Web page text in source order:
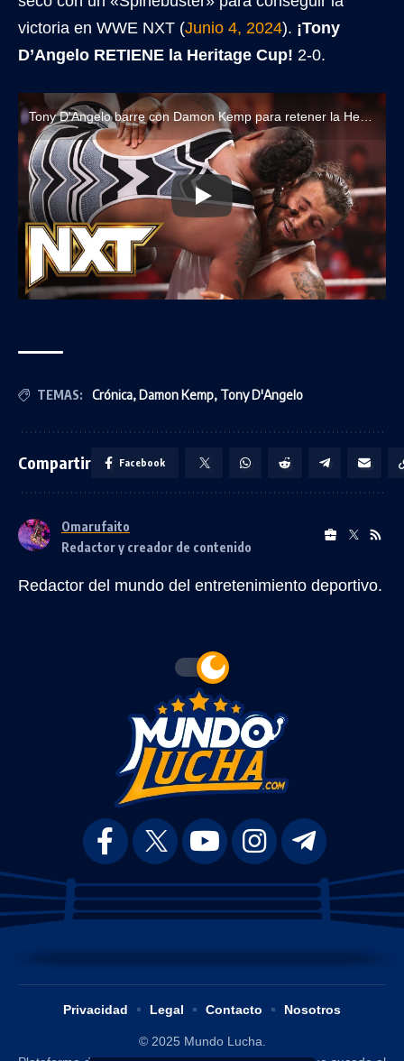
victoria en WWE NXT (Junio 4, 2024). ¡Tony
D’Angelo RETIENE la Heritage Cup! 2-0.
Tony D'Angelo barre con Damon Kemp para retener la Heritage Cup
TEMAS: Crónica,Damon Kemp, Tony D'Angelo
Compartir Facebook
Omarufaito
Redactor y creador de contenido
Redactor del mundo del entretenimiento deportivo.
© 2025 Mundo Lucha.
Privacidad Legal Contacto Nosotros